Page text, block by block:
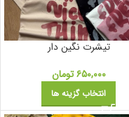
تیشرت نگین دار
۶۵۰,۰۰۰تومان
انتخاب گزینه ها